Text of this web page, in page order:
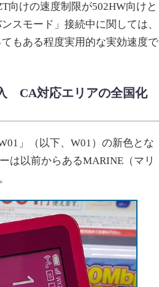
向けの速度制限が502HW向けと
スモード」接続中に関しては、
もある程度実用的な実効速度で
CA対応エリアの全国化
」（以下、W01）の新色とな
は以前からあるMARINE（マリ